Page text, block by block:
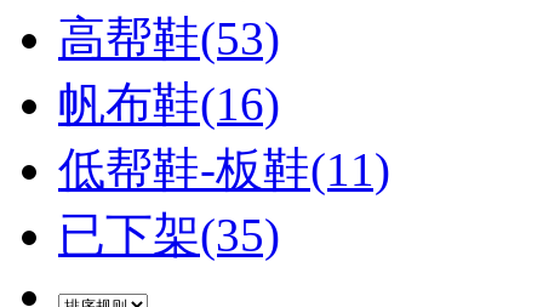
高帮鞋(53)
帆布鞋(16)
低帮鞋-板鞋(11)
已下架(35)